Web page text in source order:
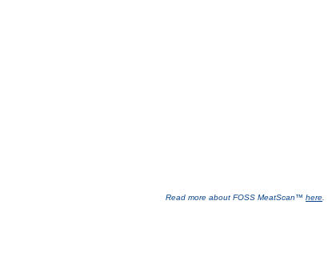
Read more about FOSS MeatScan™ here